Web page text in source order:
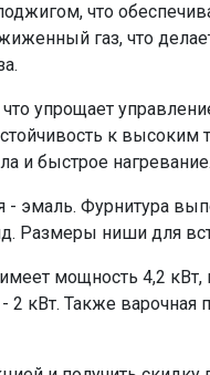
что
газ, что
упрощает
к
и быстрое нагревание.
- эмаль. Фурнитура
Размеры ниши для
мощность 4,2 кВт,
2 кВт. Также варочная